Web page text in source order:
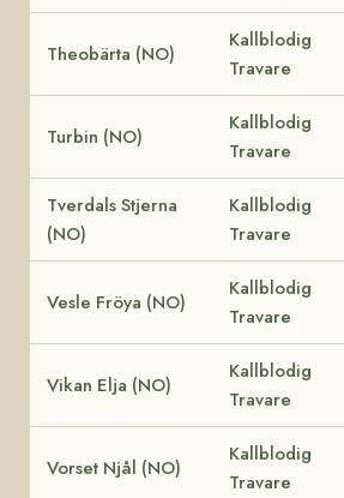
Theobärta (NO)
Kallblodig
Travare
Turbin (NO)
Kallblodig
Travare
Tverdals Stjerna
(NO)
Kallblodig
Travare
Vesle Fröya (NO)
Kallblodig
Travare
Vikan Elja (NO)
Kallblodig
Travare
Vorset Njål (NO)
Kallblodig
Travare